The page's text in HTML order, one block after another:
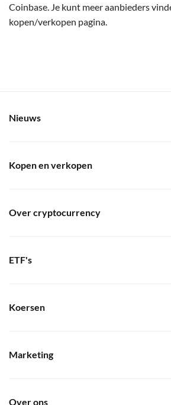
Coinbase. Je kunt meer aanbieders
kopen/verkopen pagina.
Nieuws
Kopen en verkopen
Over cryptocurrency
ETF's
Koersen
Marketing
Over ons